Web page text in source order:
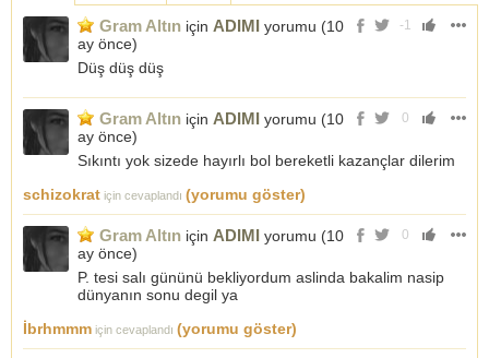
-1
Gram Altın için ADIMI yorumu (10
ay önce)
Düş düş düş
0
Gram Altın için ADIMI yorumu (10
ay önce)
Sıkıntı yok sizede hayırlı bol bereketli kazançlar dilerim
schizokrat için cevaplandı (yorumu göster)
0
Gram Altın için ADIMI yorumu (10
ay önce)
P. tesi salı gününü bekliyordum aslinda bakalim nasip
dünyanın sonu degil ya
İbrhmmm için cevaplandı (yorumu göster)